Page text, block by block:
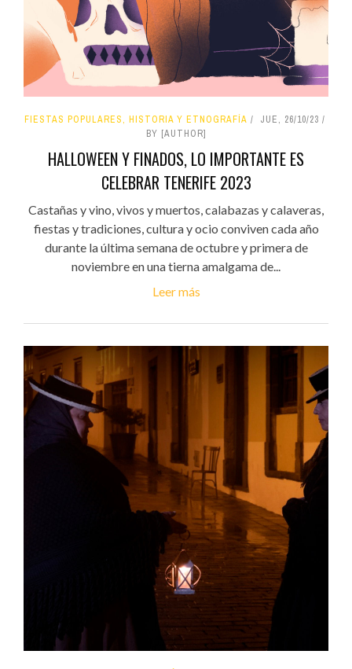
FIESTAS POPULARES, HISTORIA Y ETNOGRAFÍA
JUE, 26/10/23
BY [AUTHOR]
HALLOWEEN Y FINADOS, LO IMPORTANTE ES
CELEBRAR TENERIFE 2023
Castañas y vino, vivos y muertos, calabazas y calaveras,
fiestas y tradiciones, cultura y ocio conviven cada año
durante la última semana de octubre y primera de
noviembre en una tierna amalgama de...
Leer más